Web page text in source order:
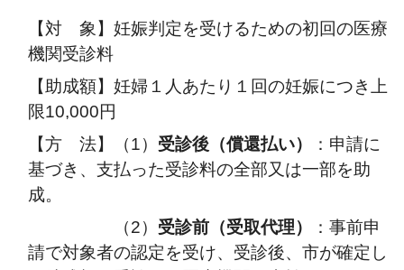
【対 象】妊娠判定を受けるための初回の医療
機関受診料
【助成額】妊婦１人あたり１回の妊娠につき上
限10,000円
【方 法】（1） 受診後（償還払い）
：申請に
基づき、支払った受診料の全部又は一部を助
成。
（2） 受診前（受取代理）
：事前申
請で対象者の認定を受け、受診後、市が確定し